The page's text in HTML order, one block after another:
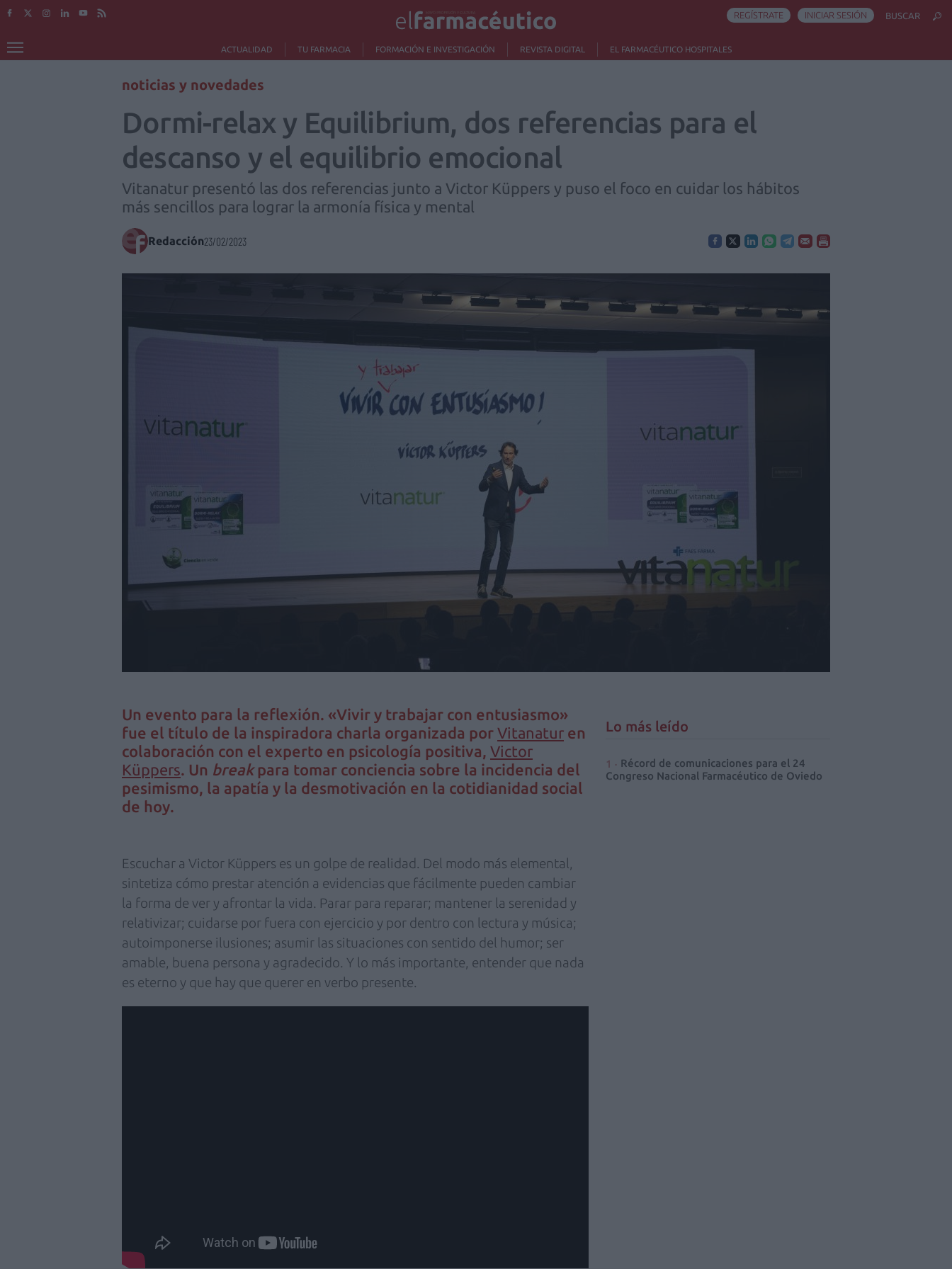
ACTUALIDAD TU FARMACIA FORMACIÓN E INVESTIGACIÓN REVISTA DIGITAL EL FARMACÉUTICO HOSPITALES
REGÍSTRATE INICIAR SESIÓN BUSCAR
noticias y novedades
Dormi-relax y Equilibrium, dos referencias para el
descanso y el equilibrio emocional
Vitanatur presentó las dos referencias junto a Victor Küppers y puso el foco en cuidar los hábitos
más sencillos para lograr la armonía física y mental
Redacción23/02/2023
Un evento para la reflexión. «Vivir y trabajar con entusiasmo»
fue el título de la inspiradora charla organizada por Vitanatur en
colaboración con el experto en psicología positiva, Victor
Küppers. Un break para tomar conciencia sobre la incidencia del
pesimismo, la apatía y la desmotivación en la cotidianidad social
de hoy.
Escuchar a Victor Küppers es un golpe de realidad. Del modo más elemental,
sintetiza cómo prestar atención a evidencias que fácilmente pueden cambiar
la forma de ver y afrontar la vida. Parar para reparar; mantener la serenidad y
relativizar; cuidarse por fuera con ejercicio y por dentro con lectura y música;
autoimponerse ilusiones; asumir las situaciones con sentido del humor; ser
amable, buena persona y agradecido. Y lo más importante, entender que nada
es eterno y que hay que querer en verbo presente.
Lo más leído
Récord de comunicaciones para el 24
Congreso Nacional Farmacéutico de Oviedo